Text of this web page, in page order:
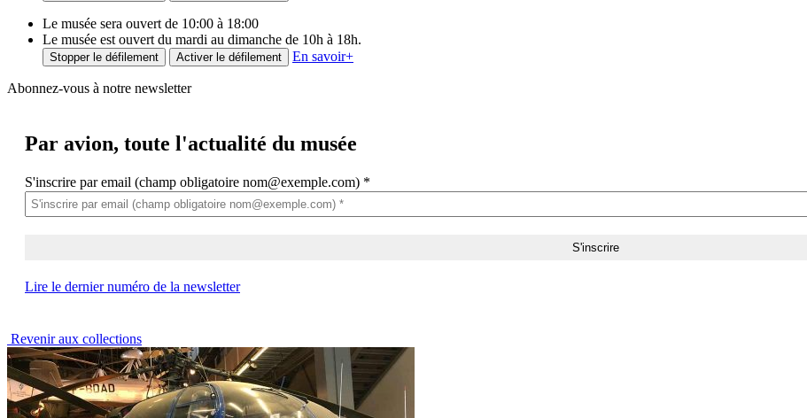
Le musée sera ouvert de 10:00 à 18:00
Le musée est ouvert du mardi au dimanche de 10h à 18h.
Stopper le défilement Activer le défilement En savoir+
Abonnez-vous à notre newsletter
Par avion, toute l'actualité du musée
S'inscrire par email (champ obligatoire nom@exemple.com) *
Lire le dernier numéro de la newsletter
Revenir aux collections